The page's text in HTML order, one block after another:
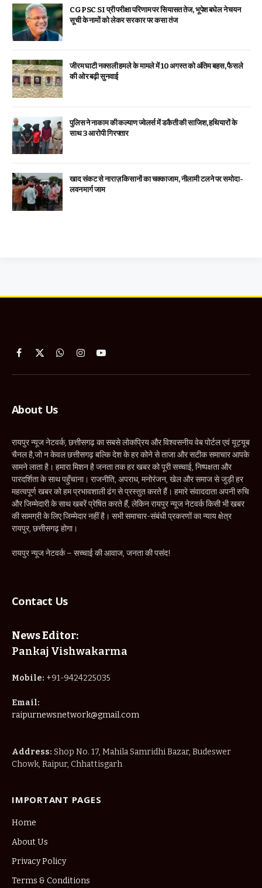
CGPSC SI प्री परीक्षा परिणाम पर सियासत तेज, भूपेश बघेल ने चयन
सूची के नामों को लेकर सरकार पर कसा तंज
जीरम घाटी नक्सली हमले के मामले में 10 अगस्त को अंतिम बहस, फैसले
की ओर बढ़ी सुनवाई
पुलिस ने नाकाम की कल्याण ज्वेलर्स में डकैती की साजिश, हथियारों के
साथ 3 आरोपी गिरफ्तार
खाद संकट से नाराज़ किसानों का चक्काजाम, नीलामी टलने पर समोदा-
लवन मार्ग जाम
Facebook
X
WhatsApp
InstagramYouTube
About Us
रायपुर न्यूज नेटवर्क, छत्तीसगढ़ का सबसे लोकप्रिय और विश्वसनीय वेब पोर्टल एवं यूट्यूब
चैनल है,जो न केवल छत्तीसगढ़ बल्कि देश के हर कोने से ताजा और सटीक समाचार आपके
सामने लाता है। हमारा मिशन है जनता तक हर खबर को पूरी सच्चाई, निष्पक्षता और
पारदर्शिता के साथ पहुँचाना। राजनीति, अपराध, मनोरंजन, खेल और समाज से जुड़ी हर
महत्वपूर्ण खबर को हम प्रभावशाली ढंग से प्रस्तुत करते हैं। हमारे संवाददाता अपनी रुचि
और जिम्मेदारी के साथ खबरें प्रेषित करते हैं, लेकिन रायपुर न्यूज नेटवर्क किसी भी खबर
की सामग्री के लिए जिम्मेदार नहीं है। सभी समाचार-संबंधी प्रकरणों का न्याय क्षेत्र
रायपुर, छत्तीसगढ़ होगा।
रायपुर न्यूज नेटवर्क – सच्चाई की आवाज, जनता की पसंद!
Contact Us
News Editor:
Pankaj Vishwakarma
Mobile: +91-9424225035
Email:
raipurnewsnetwork@gmail.com
Address: Shop No. 17, Mahila Samridhi Bazar, Budeswer
Chowk, Raipur, Chhattisgarh
IMPORTANT PAGES
Home
About Us
Privacy Policy
Terms & Conditions